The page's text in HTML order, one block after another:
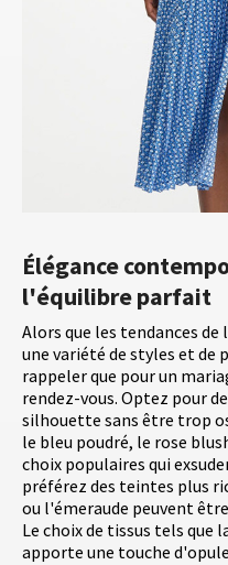
Élégance
l'équilibre parfait
Alors que les tendances
une variété de styles et
rappeler que pour un
rendez-vous. Optez pour
silhouette sans être trop
le bleu poudré, le rose
choix populaires qui
préférez des teintes plus
ou l'émeraude peuvent
Le choix de tissus tels que
apporte une touche